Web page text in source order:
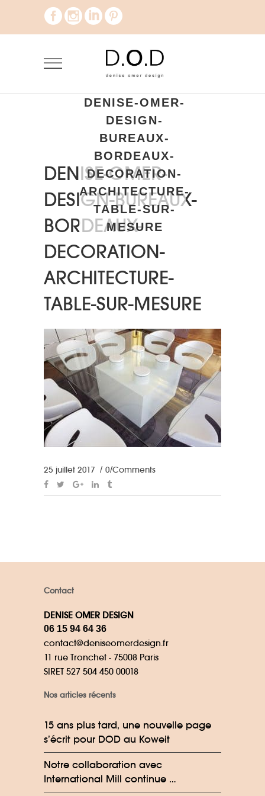
DENISE-OMER-
DESIGN-
BUREAUX-
BORDEAUX-
DECORATION-
ARCHITECTURE-
TABLE-SUR-
MESURE
DENISE-OMER-
DESIGN-BUREAUX-
BORDEAUX-
DECORATION-
ARCHITECTURE-
TABLE-SUR-MESURE
25 juillet 2017 0 Comments
Contact
DENISE OMER DESIGN
06 15 94 64 36
contact@deniseomerdesign.fr
11 rue Tronchet - 75008 Paris
SIRET 527 504 450 00018
Nos articles récents
15 ans plus tard, une nouvelle page
s’écrit pour DOD au Koweit
Notre collaboration avec
International Mill continue …